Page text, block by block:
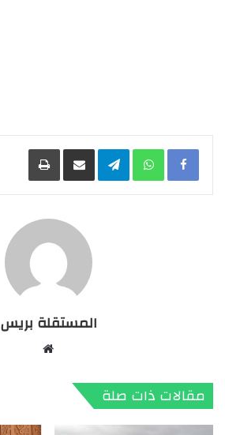
Facebook
WhatsApp
Telegramمشاركة عبر البريد طباعة
المستقلة بريس
مقالات ذات صلة